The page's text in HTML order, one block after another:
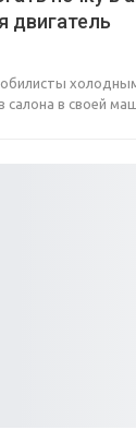
двигатель
в своей